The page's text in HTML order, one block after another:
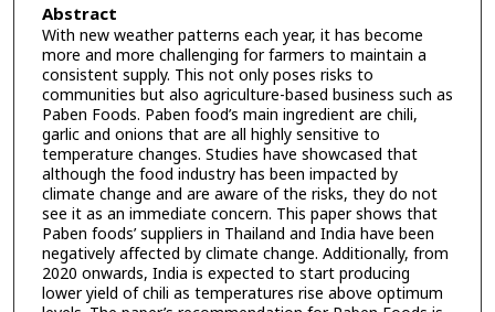
Abstract
With new weather patterns each year, it has become
more and more challenging for farmers to maintain a
consistent supply. This not only poses risks to
communities but also agriculture-based business such as
Paben Foods. Paben food’s main ingredient are chili,
garlic and onions that are all highly sensitive to
temperature changes. Studies have showcased that
although the food industry has been impacted by
climate change and are aware of the risks, they do not
see it as an immediate concern. This paper shows that
Paben foods’ suppliers in Thailand and India have been
negatively affected by climate change. Additionally, from
2020 onwards, India is expected to start producing
lower yield of chili as temperatures rise above optimum